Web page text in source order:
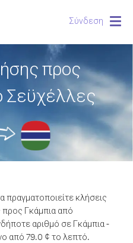
Σύνδεση
προς
Σεϋχέλλες
κλήσεις
προς Γκάμπια από
αριθμό σε Γκάμπια -
από 79.0 ¢ το λεπτό.